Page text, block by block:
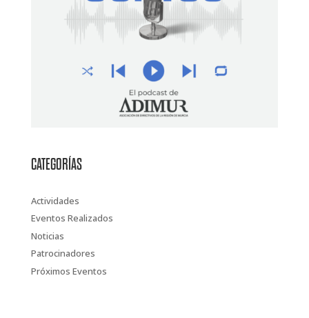
CATEGORÍAS
Actividades
Eventos Realizados
Noticias
Patrocinadores
Próximos Eventos